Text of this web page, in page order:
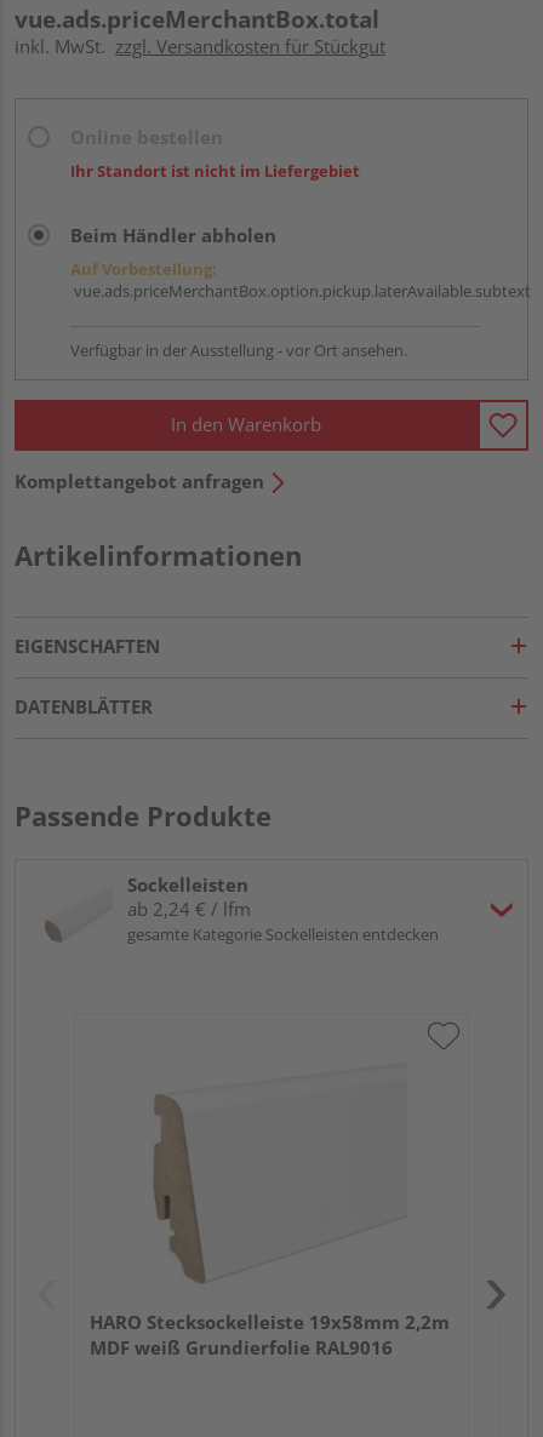
vue.ads.priceMerchantBox.total
inkl. MwSt. zzgl. Versandkosten für Stückgut
Ihr Standort ist nicht im Liefergebiet
Beim Händler abholen
Auf Vorbestellung:
vue.ads.priceMerchantBox.option.pickup.laterAvailable.subtext
Verfügbar in der Ausstellung - vor Ort ansehen.
In den Warenkorb
Komplettangebot anfragen
Artikelinformationen
EIGENSCHAFTEN
DATENBLÄTTER
Passende Produkte
Sockelleisten
ab 2,24 € / lfm
gesamte Kategorie Sockelleisten entdecken
HARO Stecksockelleiste 19x58mm 2,2m
MDF weiß Grundierfolie RAL9016